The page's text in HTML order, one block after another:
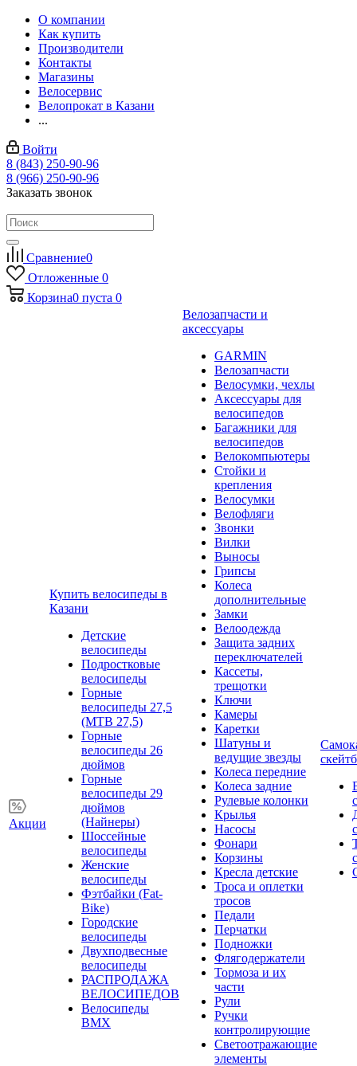
О компании
Как купить
Производители
Контакты
Магазины
Велосервис
Велопрокат в Казани
...
Войти
8 (843) 250-90-96
8 (966) 250-90-96
Заказать звонок
Сравнение0
Отложенные 0
Корзина0 пуста 0
Акции
Купить велосипеды в
Казани
Детские
велосипеды
Подростковые
велосипеды
Горные
велосипеды 27,5
(MTB 27,5)
Горные
велосипеды 26
дюймов
Горные
велосипеды 29
дюймов
(Найнеры)
Шоссейные
велосипеды
Женские
велосипеды
Фэтбайки (Fat-
Bike)
Городские
велосипеды
Двухподвесные
велосипеды
РАСПРОДАЖА
ВЕЛОСИПЕДОВ
Велосипеды
BMX
Велозапчасти и
аксессуары
GARMIN
Велозапчасти
Велосумки, чехлы
Аксессуары для
велосипедов
Багажники для
велосипедов
Велокомпьютеры
Стойки и
крепления
Велосумки
Велофляги
Звонки
Вилки
Выносы
Грипсы
Колеса
дополнительные
Замки
Велоодежда
Защита задних
переключателей
Кассеты,
трещотки
Ключи
Камеры
Каретки
Шатуны и
ведущие звезды
Колеса передние
Колеса задние
Рулевые колонки
Крылья
Насосы
Фонари
Корзины
Кресла детские
Троса и оплетки
тросов
Педали
Перчатки
Подножки
Флягодержатели
Тормоза и их
части
Рули
Ручки
контролирующие
Светоотражающие
элементы